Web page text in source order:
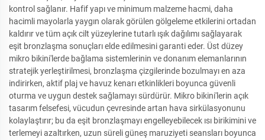
kontrol sağlanır. Hafif yapı ve minimum malzeme hacmi, daha
hacimli mayolarla yaygın olarak görülen gölgeleme etkilerini ortadan
kaldırır ve tüm açık cilt yüzeylerine tutarlı ışık dağılımı sağlayarak
eşit bronzlaşma sonuçları elde edilmesini garanti eder. Üst düzey
mikro bikini'lerde bağlama sistemlerinin ve donanım elemanlarının
stratejik yerleştirilmesi, bronzlaşma çizgilerinde bozulmayı en aza
indirirken, aktif plaj ve havuz kenarı etkinlikleri boyunca güvenli
oturma ve uygun destek sağlamayı sürdürür. Mikro bikini'lerin açık
tasarım felsefesi, vücudun çevresinde artan hava sirkülasyonunu
kolaylaştırır; bu da eşit bronzlaşmayı engelleyebilecek ısı birikimini ve
terlemeyi azaltırken, uzun süreli güneş maruziyeti seansları boyunca